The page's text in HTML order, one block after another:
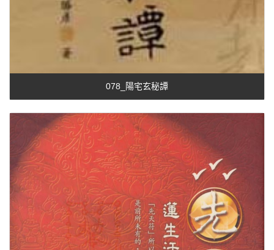
078_陽宅玄秘譚